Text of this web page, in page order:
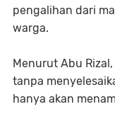
pengalihan dari
warga.
Menurut Abu
tanpa
hanya akan